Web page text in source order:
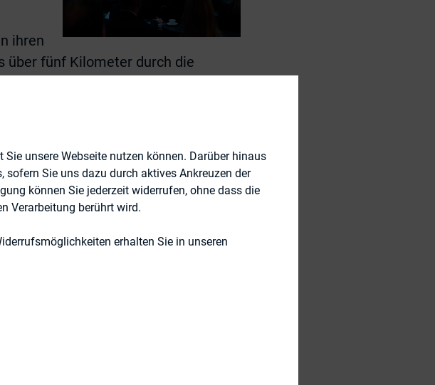
ihren
über fünf Kilometer durch die
„Aktives Management
(Lyxor) betonte die
MainFirst Asset Management
mit Blick auf die Outperformance
MiFID den Zugang zu
die heiße Kartoffel
(Computershare) und Matthias
er von den Unternehmen mehr
nur in Imagebroschüren –
von Vorstand und Aufsichtsrat
unsere Webseite nutzen können. Darüber hinaus
Sie uns dazu durch aktives Ankreuzen der
können Sie jederzeit widerrufen, ohne dass die
Verarbeitung berührt wird.
erhalten Sie in unseren